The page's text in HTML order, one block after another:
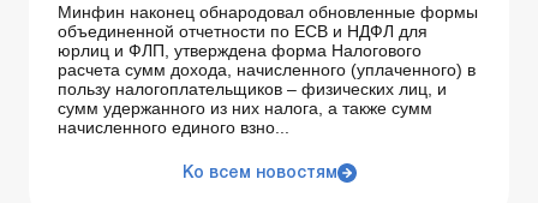
Минфин наконец обнародовал обновленные формы
объединенной отчетности по ЕСВ и НДФЛ для
юрлиц и ФЛП, утверждена форма Налогового
расчета сумм дохода, начисленного (уплаченного) в
пользу налогоплательщиков – физических лиц, и
сумм удержанного из них налога, а также сумм
начисленного единого взно...
Ко всем новостям